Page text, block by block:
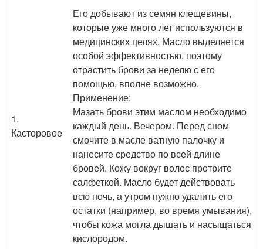
1.
Касторовое
Его добывают из семян клещевины,
которые уже много лет используются в
медицинских целях. Масло выделяется
особой эффективностью, поэтому
отрастить брови за неделю с его
помощью, вполне возможно.
Применение:
Мазать брови этим маслом необходимо
каждый день. Вечером. Перед сном
смочите в масле ватную палочку и
нанесите средство по всей длине
бровей. Кожу вокруг волос протрите
салфеткой. Масло будет действовать
всю ночь, а утром нужно удалить его
остатки (например, во время умывания),
чтобы кожа могла дышать и насыщаться
кислородом.